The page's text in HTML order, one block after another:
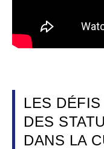
LES
DES
DANS LA